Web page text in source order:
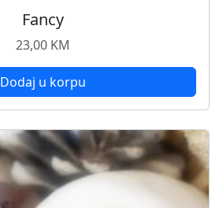
Fancy
23,00 KM
Dodaj u korpu